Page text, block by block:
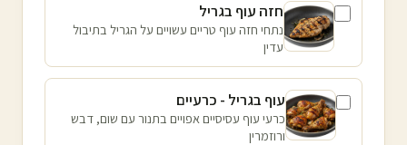
חזה עוף בגריל
נתחי חזה עוף טריים עשויים על הגריל בתיבול
עדין
עוף בגריל - כרעיים
כרעי עוף עסיסיים אפויים בתנור עם שום, דבש
ורוזמרין